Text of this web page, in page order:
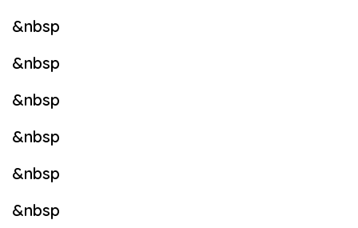
&nbsp
&nbsp
&nbsp
&nbsp
&nbsp
&nbsp